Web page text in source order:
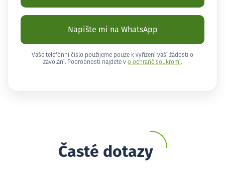
Napište mi na WhatsApp
Vaše telefonní číslo použijeme pouze k vyřízení vaší žádosti o
zavolání. Podrobnosti najdete v o ochraně soukromí .
Časté dotazy